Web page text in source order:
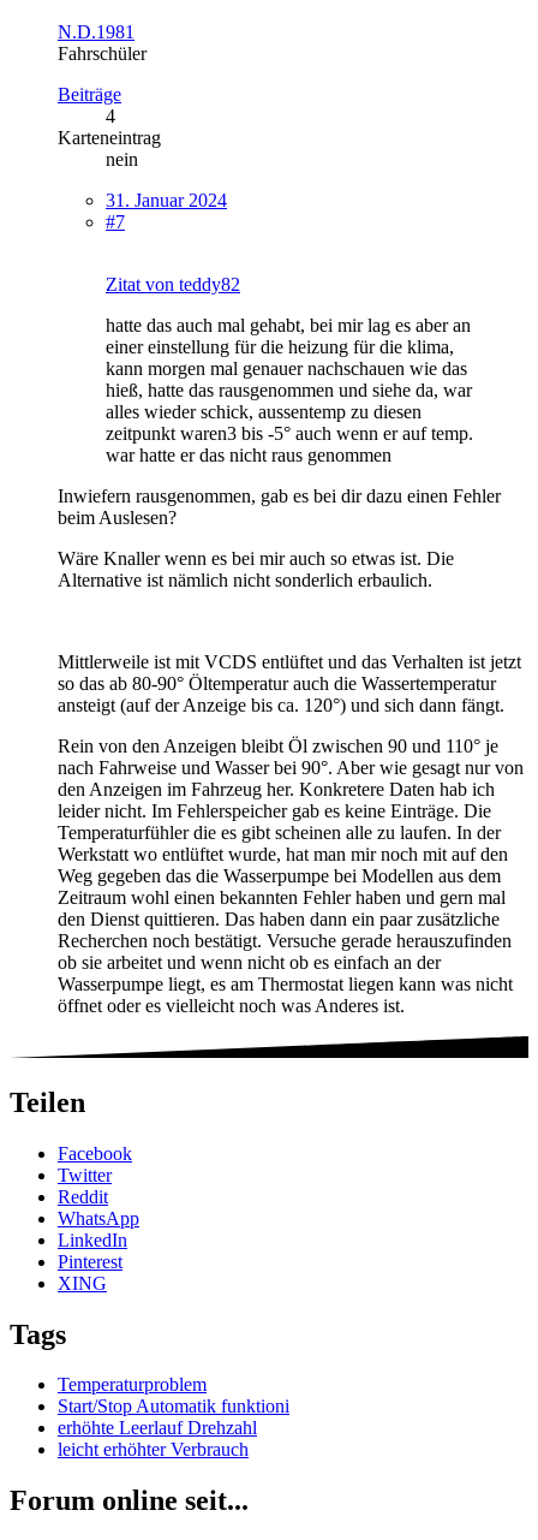
N.D.1981
Fahrschüler
Beiträge
4
Karteneintrag
nein
31. Januar 2024
#7
Zitat von teddy82
hatte das auch mal gehabt, bei mir lag es aber an
einer einstellung für die heizung für die klima,
kann morgen mal genauer nachschauen wie das
hieß, hatte das rausgenommen und siehe da, war
alles wieder schick, aussentemp zu diesen
zeitpunkt waren3 bis -5° auch wenn er auf temp.
war hatte er das nicht raus genommen
Inwiefern rausgenommen, gab es bei dir dazu einen Fehler
beim Auslesen?
Wäre Knaller wenn es bei mir auch so etwas ist. Die
Alternative ist nämlich nicht sonderlich erbaulich.
Mittlerweile ist mit VCDS entlüftet und das Verhalten ist jetzt
so das ab 80-90° Öltemperatur auch die Wassertemperatur
ansteigt (auf der Anzeige bis ca. 120°) und sich dann fängt.
Rein von den Anzeigen bleibt Öl zwischen 90 und 110° je
nach Fahrweise und Wasser bei 90°. Aber wie gesagt nur von
den Anzeigen im Fahrzeug her. Konkretere Daten hab ich
leider nicht. Im Fehlerspeicher gab es keine Einträge. Die
Temperaturfühler die es gibt scheinen alle zu laufen. In der
Werkstatt wo entlüftet wurde, hat man mir noch mit auf den
Weg gegeben das die Wasserpumpe bei Modellen aus dem
Zeitraum wohl einen bekannten Fehler haben und gern mal
den Dienst quittieren. Das haben dann ein paar zusätzliche
Recherchen noch bestätigt. Versuche gerade herauszufinden
ob sie arbeitet und wenn nicht ob es einfach an der
Wasserpumpe liegt, es am Thermostat liegen kann was nicht
öffnet oder es vielleicht noch was Anderes ist.
Teilen
Facebook
Twitter
Reddit
WhatsApp
LinkedIn
Pinterest
XING
Tags
Temperaturproblem
Start/Stop Automatik funktioni
erhöhte Leerlauf Drehzahl
leicht erhöhter Verbrauch
Forum online seit...